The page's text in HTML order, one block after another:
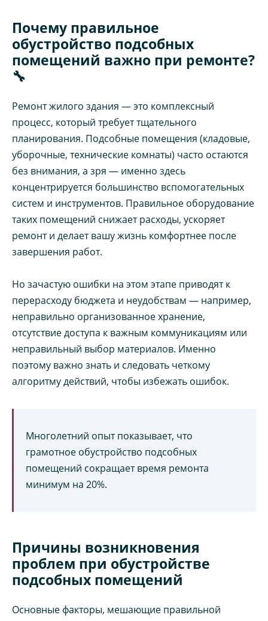
Почему правильное
обустройство подсобных
помещений важно при ремонте?
🔧
Ремонт жилого здания — это комплексный
процесс, который требует тщательного
планирования. Подсобные помещения (кладовые,
уборочные, технические комнаты) часто остаются
без внимания, а зря — именно здесь
концентрируется большинство вспомогательных
систем и инструментов. Правильное оборудование
таких помещений снижает расходы, ускоряет
ремонт и делает вашу жизнь комфортнее после
завершения работ.
Но зачастую ошибки на этом этапе приводят к
перерасходу бюджета и неудобствам — например,
неправильно организованное хранение,
отсутствие доступа к важным коммуникациям или
неправильный выбор материалов. Именно
поэтому важно знать и следовать четкому
алгоритму действий, чтобы избежать ошибок.
Многолетний опыт показывает, что
грамотное обустройство подсобных
помещений сокращает время ремонта
минимум на 20%.
Причины возникновения
проблем при обустройстве
подсобных помещений
Основные факторы, мешающие правильной